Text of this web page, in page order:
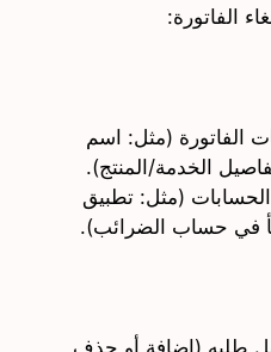
الفاتورة:
الفاتورة (مثل: اسم
الخدمة/المنتج).
(مثل: تطبيق
في حساب الضرائب).
طلبه (إضافة أو حذف